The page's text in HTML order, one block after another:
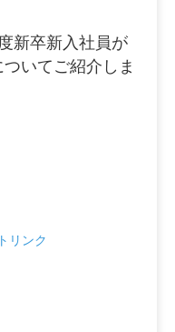
新卒新入社員が
ついてご紹介しま
リンク